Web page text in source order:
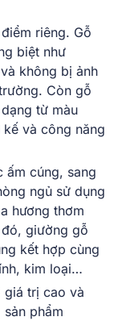
riêng. Gỗ
biệt như
không bị ảnh
Còn gỗ
từ màu
và công năng
ấm cúng, sang
ngủ sử dụng
hương thơm
giường gỗ
kết hợp cùng
kim loại…
giá trị cao và
phẩm